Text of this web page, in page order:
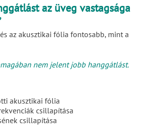
az üveg vastagsága
az akusztikai fólia fontosabb, mint a
nem jelent jobb hanggátlást.
akusztikai fólia
csillapítása
csillapítása